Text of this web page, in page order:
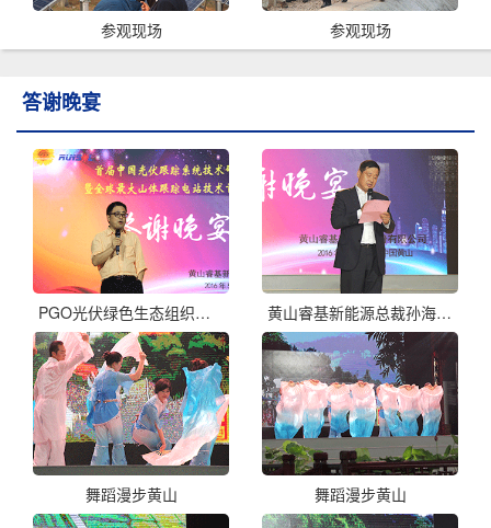
参观现场 参观现场
答谢晚宴
PGO光伏绿色生态组织李原致祝酒词 黄山睿基新能源总裁孙海涛致祝酒词
舞蹈漫步黄山 舞蹈漫步黄山